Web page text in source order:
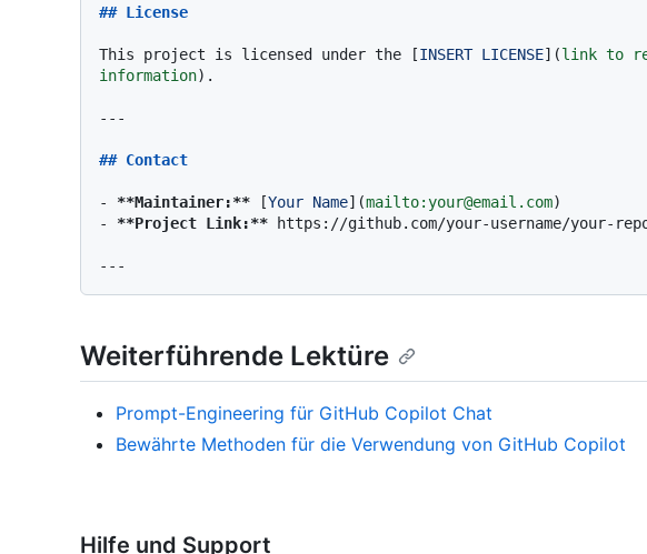
## License
This project is licensed under the [INSERT LICENSE](link to
information).
---
## Contact
- **Maintainer:** [Your Name](mailto:your@email.com
-
**Project Link:** https://github.com/your-username/your-
Weiterführende Lektüre
Prompt-Engineering für GitHub Copilot Chat
Bewährte Methoden für die Verwendung von GitHub Copilot
Hilfe und Support